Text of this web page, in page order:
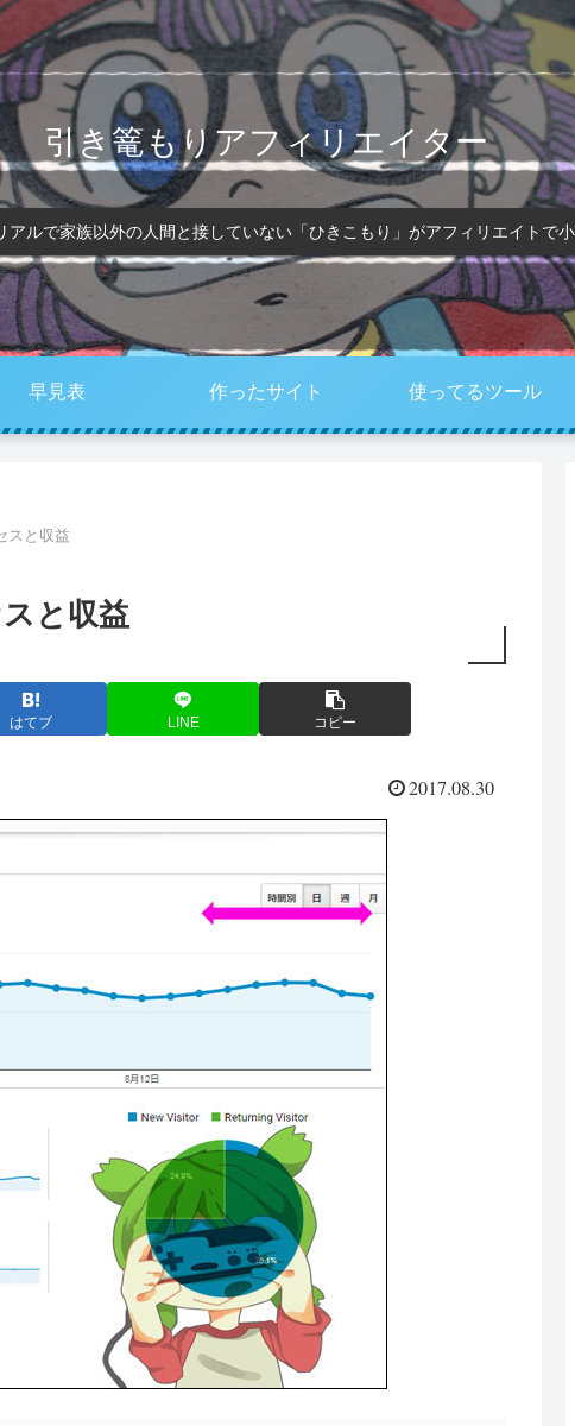
引き篭もりアフィリエイター
アルで家族以外の人間と接していない「ひきこもり」がアフィリエイトで
早見表 作ったサイト 使ってるツール
スと収益
と収益
はてブ LINE コピー
2017.08.30